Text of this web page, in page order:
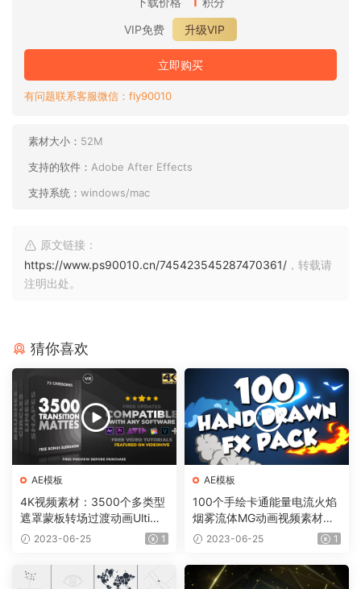
VIP免费
升级VIP
立即购买
有问题联系客服微信：fly90010
素材大小： 52M
支持的软件： Adobe After Effects
支持系统： windows/mac
原文链接：
https://www.ps90010.cn/745423545287470361/ ，转载请
注明出处。
猜你喜欢
AE模板
4K视频素材：3500个多类型
遮罩蒙板转场过渡动画Ultima
te Transition Mattes Pack v
2023-06-25 1
AE模板
100个手绘卡通能量电流火焰
烟雾流体MG动画视频素材
（含AE模板工程）有透明通
2023-06-25 1